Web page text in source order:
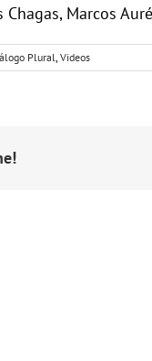
Chagas, Marcos
Plural Videos